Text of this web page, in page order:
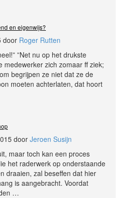
en eigenwijs?
door Roger Rutten
”Net nu op het drukste
medewerker zich zomaar ff ziek;
begrijpen ze niet dat ze de
moeten achterlaten, dat hoort
door Jeroen Susijn
maar toch kan een proces
het raderwerk op onderstaande
draaien, zal beseffen dat hier
is aangebracht. Voordat
…